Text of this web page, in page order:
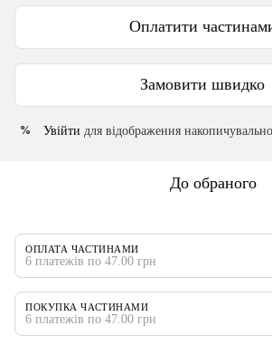
Оплатити
Замовити швидко
% Увійти для відображення
До обраного
ОПЛАТА ЧАСТИНАМИ
6 платежів по 47.00 грн
ПОКУПКА ЧАСТИНАМИ
6 платежів по 47.00 грн